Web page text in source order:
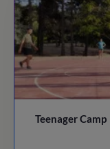
Teenager Camp